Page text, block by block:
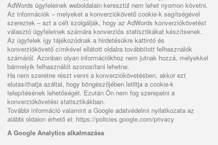
AdWords ügyfeleinek weboldalain keresztül nem lehet nyomon követni.
Az információk – melyeket a konverziókövető cookie-k segítségével
szereztek – azt a célt szolgálják, hogy az AdWords konverziókövetést
választó ügyfeleinek számára konverziós statisztikákat készítsenek.
Az ügyfelek így tájékozódnak a hirdetésükre kattintó és
konverziókövető címkével ellátott oldalra továbbított felhasználók
számáról. Azonban olyan információkhoz nem jutnak hozzá, melyekkel
bármelyik felhasználót azonosítani lehetne.
Ha nem szeretne részt venni a konverziókövetésben, akkor ezt
elutasíthatja azáltal, hogy böngészőjében letiltja a cookie-k
telepítésének lehetőségét. Ezután Ön nem fog szerepelni a
konverziókövetési statisztikákban.
További információ valamint a Google adatvédelmi nyilatkozata az
alábbi oldalon érhető el: https://policies.google.com/privacy
A Google Analytics alkalmazása